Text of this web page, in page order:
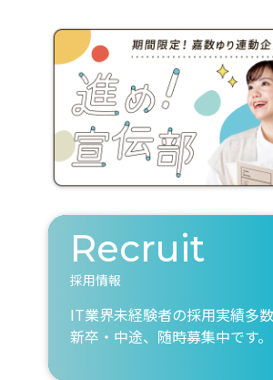
Recruit
採用情報
IT業界未経験者の採用実績多数
新卒・中途、随時募集中です。